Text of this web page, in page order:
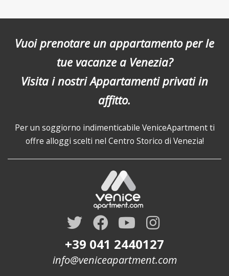
Vuoi prenotare un appartamento per le
tue vacanze a Venezia?
Visita i nostri Appartamenti privati in
affitto.
Per un soggiorno indimenticabile VeniceApartment ti
offre alloggi scelti nel Centro Storico di Venezia!
+39 041 2440127
info@veniceapartment.com